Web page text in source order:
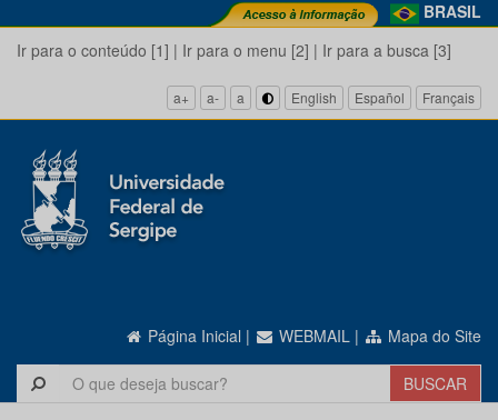
BRASIL
Ir para o conteúdo [1] | Ir para o menu [2] | Ir para a busca [3]
a+ a- a English Español Français
Página Inicial | WEBMAIL | Mapa do Site